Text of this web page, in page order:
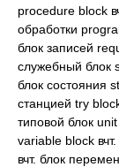
procedure block
обработки
блок записей
служебный блок
блок состояния
станцией try
типовой блок
variable block
вчт. блок